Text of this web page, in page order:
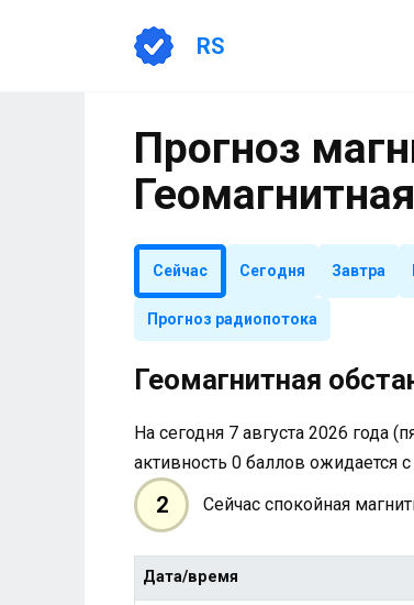
RS
Прогноз
Сейчас Сегодня Завтра
Прогноз радиопотока
Геомагнитная
На сегодня 7 августа 2026 года
активность 0 баллов ожидается
2 Сейчас спокойная
Дата/время